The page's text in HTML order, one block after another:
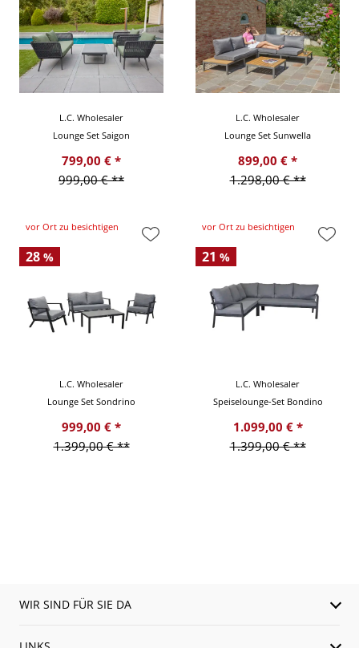
L.C. Wholesaler
Lounge Set Saigon
799,00 € *
999,00 € **
L.C. Wholesaler
Lounge Set Sunwella
899,00 € *
1.298,00 € **
vor Ort zu besichtigen
28 %
L.C. Wholesaler
Lounge Set Sondrino
999,00 € *
1.399,00 € **
vor Ort zu besichtigen
21 %
L.C. Wholesaler
Speiselounge-Set Bondino
1.099,00 € *
1.399,00 € **
WIR SIND FÜR SIE DA